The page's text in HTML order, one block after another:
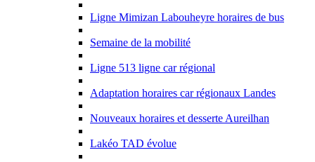
Ligne Mimizan Labouheyre horaires de bus
Semaine de la mobilité
Ligne 513 ligne car régional
Adaptation horaires car régionaux Landes
Nouveaux horaires et desserte Aureilhan
Lakéo TAD évolue